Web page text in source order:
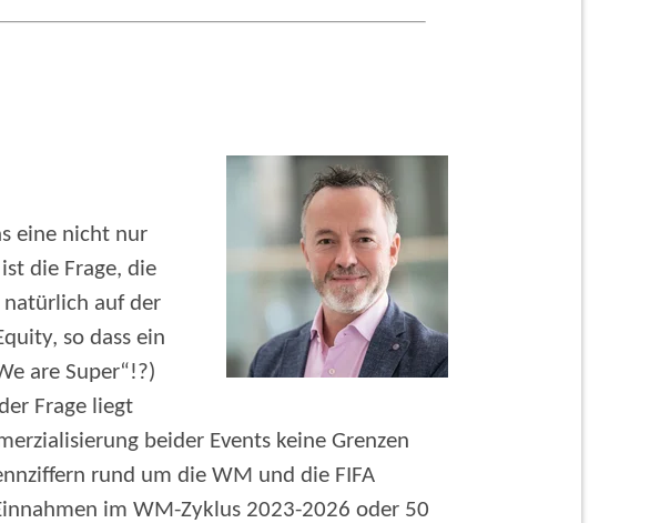
eine nicht nur
die Frage, die
natürlich auf der
so dass ein
are Super“!?)
Frage liegt
beider Events keine Grenzen
rund um die WM und die FIFA
im WM-Zyklus 2023-2026 oder 50